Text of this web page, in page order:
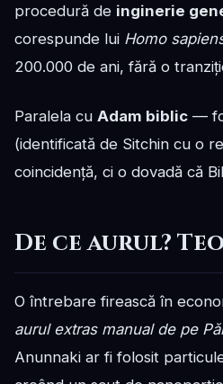
procedură de inginerie
corespunde lui Homo
200.000 de ani, fără o
Paralela cu Adam biblic —
(identificată de Sitchin cu o
coincidență, ci o dovadă că
De ce aurul?
O întrebare firească în
aurul extras manual de pe
Anunnaki ar fi folosit